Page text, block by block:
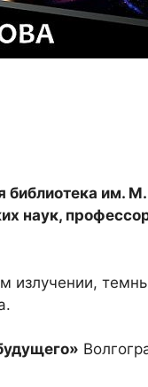
библиотека им.
наук,